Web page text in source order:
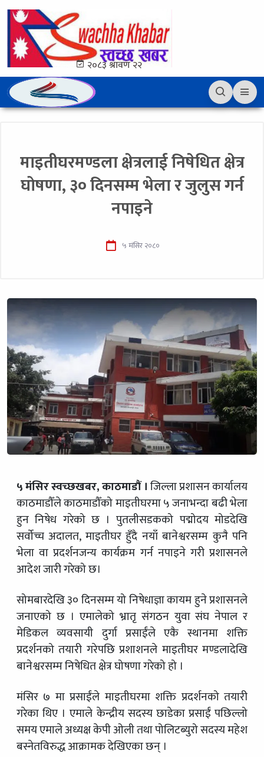
२०८३ श्रावण २२
माइतीघरमण्डला क्षेत्रलाई निषेधित क्षेत्र
घोषणा, ३० दिनसम्म भेला र जुलुस गर्न
नपाइने
५ मंसिर २०८०
५ मंसिर स्वच्छखबर, काठमाडौं ।जिल्ला प्रशासन कार्यालय
काठमाडौँले काठमाडौँको माइतीघरमा ५ जनाभन्दा बढी भेला
हुन निषेध गरेको छ । पुतलीसडकको पद्मोदय मोडदेखि
सर्वोच्च अदालत, माइतीघर हुँदै नयाँ बानेश्वरसम्म कुनै पनि
भेला वा प्रदर्शनजन्य कार्यक्रम गर्न नपाइने गरी प्रशासनले
आदेश जारी गरेको छ।
सोमबारदेखि ३० दिनसम्म यो निषेधाज्ञा कायम हुने प्रशासनले
जनाएको छ । एमालेको भ्रातृ संगठन युवा संघ नेपाल र
मेडिकल व्यवसायी दुर्गा प्रसाईंले एकै स्थानमा शक्ति
प्रदर्शनको तयारी गरेपछि प्रशाशनले माइतीघर मण्डलादेखि
बानेश्वरसम्म निषेधित क्षेत्र घोषणा गरेको हो ।
मंसिर ७ मा प्रसाईंले माइतीघरमा शक्ति प्रदर्शनको तयारी
गरेका थिए । एमाले केन्द्रीय सदस्य छाडेका प्रसाईं पछिल्लो
समय एमाले अध्यक्ष केपी ओली तथा पोलिटब्युरो सदस्य महेश
बस्नेतविरुद्ध आक्रामक देखिएका छन् ।